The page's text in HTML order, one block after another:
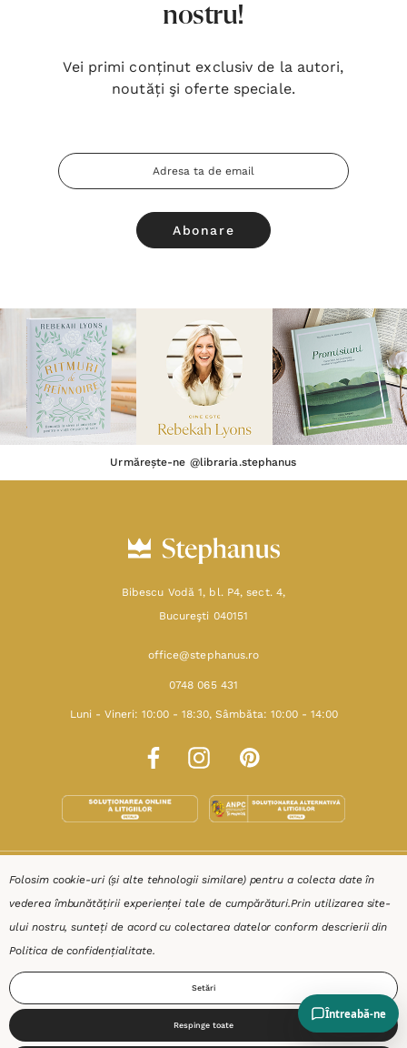
nostru!
Vei primi conținut exclusiv de la autori,
noutăți şi oferte speciale.
Adresa
Email
Urmărește-ne @libraria.stephanus
Bibescu Vodă 1, bl. P4, sect. 4,
Bucureşti 040151
office@stephanus.ro
0748 065 431
Luni - Vineri: 10:00 - 18:30, Sâmbăta: 10:00 - 14:00
SHOP
RESURSE
AJUTOR
DESPRE
Folosim cookie-uri (și alte tehnologii similare) pentru a colecta date în
vederea îmbunătățirii experienței tale de cumpărături.Prin utilizarea site-
ului nostru, sunteți de acord cu colectarea datelor conform descrierii din
Politica de confidențialitate.
Setări
Respinge toate